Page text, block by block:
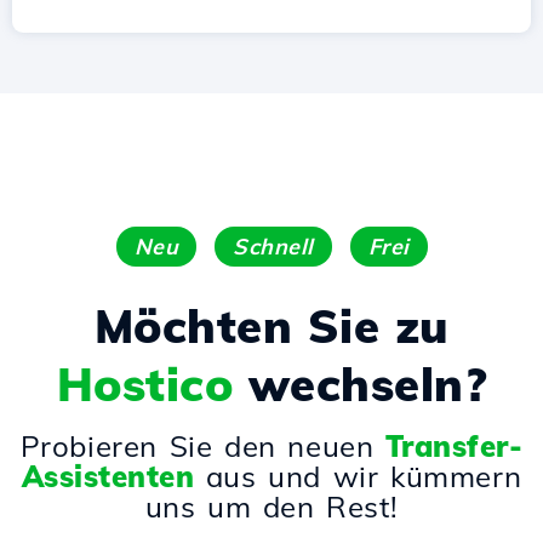
Neu Schnell Frei
Möchten Sie zu
Hostico wechseln?
Probieren Sie den neuen Transfer-
Assistenten aus und wir kümmern
uns um den Rest!